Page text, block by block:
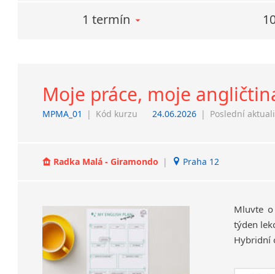
1 termín
Moje práce, moje
MPMA_01 | Kód kurzu 24.06.2026 | Poslední
Radka Malá - Giramondo | Praha 12
Mluvte
týden